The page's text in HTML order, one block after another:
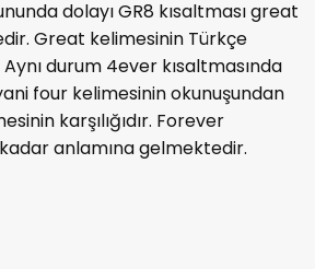
8 anlamına gelen eight
dolayı GR8 kısaltması great
Great kelimesinin Türkçe
Aynı durum 4ever kısaltmasında
four kelimesinin okunuşundan
karşılığıdır. Forever
anlamına gelmektedir.